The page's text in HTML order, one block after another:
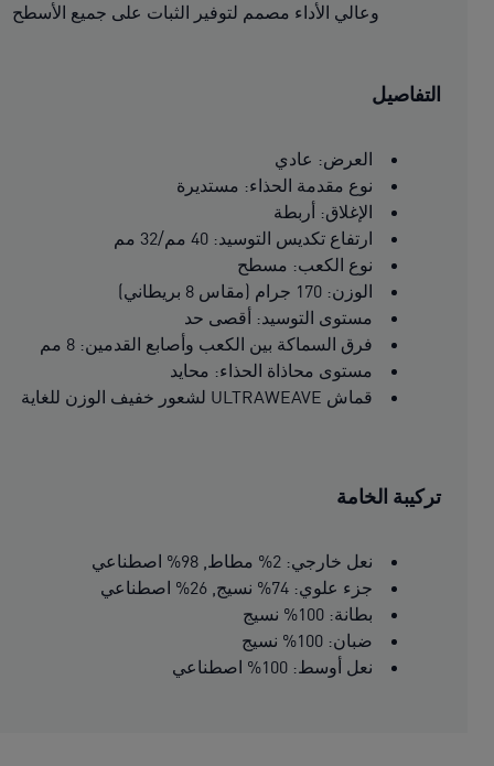
وعالي الأداء مصمم لتوفير الثبات على جميع الأسطح
التفاصيل
العرض: عادي
نوع مقدمة الحذاء: مستديرة
الإغلاق: أربطة
ارتفاع تكديس التوسيد: 40 مم/32 مم
نوع الكعب: مسطح
الوزن: 170 جرام (مقاس 8 بريطاني)
مستوى التوسيد: أقصى حد
فرق السماكة بين الكعب وأصابع القدمين: 8 مم
مستوى محاذاة الحذاء: محايد
قماش ULTRAWEAVE لشعور خفيف الوزن للغاية
تركيبة الخامة
نعل خارجي: 2% مطاط, 98% اصطناعي
جزء علوي: 74% نسيج, 26% اصطناعي
بطانة: 100% نسيج
ضبان: 100% نسيج
نعل أوسط: 100% اصطناعي